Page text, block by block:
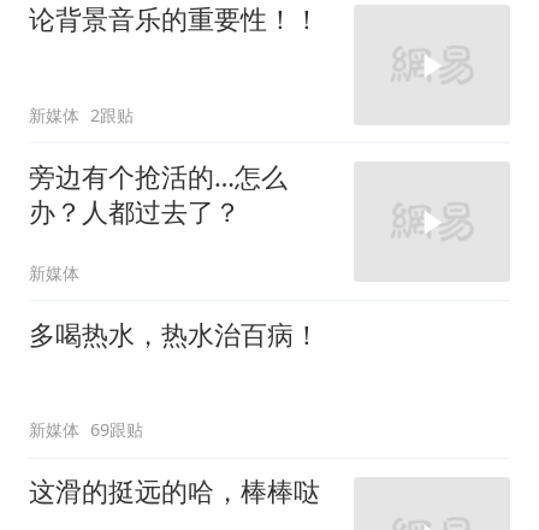
论背景音乐的重要性！！
新媒体 2跟贴
旁边有个抢活的…怎么
办？人都过去了？
新媒体
多喝热水，热水治百病！
新媒体 69跟贴
这滑的挺远的哈，棒棒哒